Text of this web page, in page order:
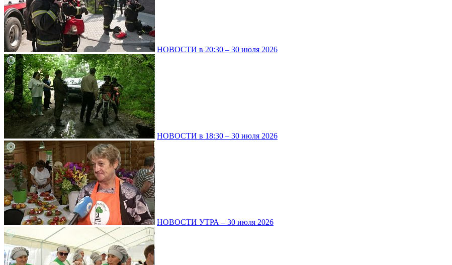
НОВОСТИ в 20:30 – 30 июля 2026
НОВОСТИ в 18:30 – 30 июля 2026
НОВОСТИ УТРА – 30 июля 2026